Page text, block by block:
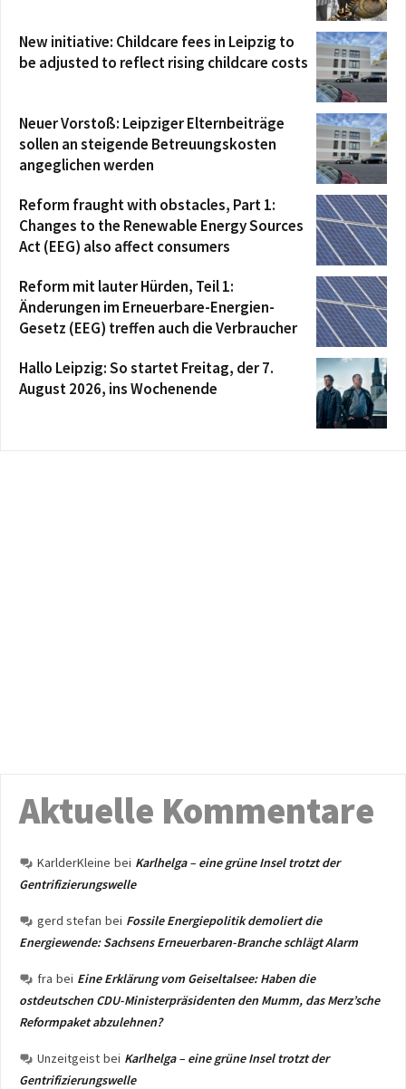
New initiative: Childcare fees in Leipzig to
be adjusted to reflect rising childcare costs
Neuer Vorstoß: Leipziger Elternbeiträge
sollen an steigende Betreuungskosten
angeglichen werden
Reform fraught with obstacles, Part 1:
Changes to the Renewable Energy Sources
Act (EEG) also affect consumers
Reform mit lauter Hürden, Teil 1:
Änderungen im Erneuerbare-Energien-
Gesetz (EEG) treffen auch die Verbraucher
Hallo Leipzig: So startet Freitag, der 7.
August 2026, ins Wochenende
Aktuelle Kommentare
KarlderKleine bei Karlhelga – eine grüne Insel trotzt der
Gentrifizierungswelle
gerd stefan bei Fossile Energiepolitik demoliert die
Energiewende: Sachsens Erneuerbaren-Branche schlägt Alarm
fra bei Eine Erklärung vom Geiseltalsee: Haben die
ostdeutschen CDU-Ministerpräsidenten den Mumm, das Merz’sche
Reformpaket abzulehnen?
Unzeitgeist bei Karlhelga – eine grüne Insel trotzt der
Gentrifizierungswelle